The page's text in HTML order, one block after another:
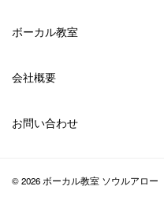
ボーカル教室
会社概要
お問い合わせ
© 2026 ボーカル教室 ソウルアロー